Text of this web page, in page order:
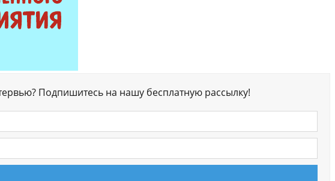
Подпишитесь на нашу бесплатную рассылку!